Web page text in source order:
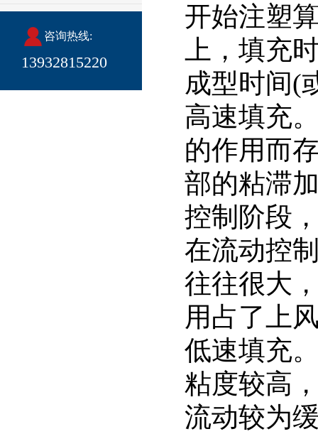
咨询热线:
13932815220
开始注塑
上，填充
成型时间(
高速填充
的作用而
部的粘滞
控制阶段
在流动控
往往很大
用占了上
低速填充
粘度较高
流动较为